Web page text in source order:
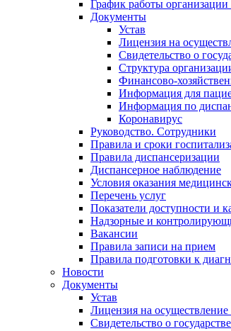
График работы
Документы
Устав
Лицензия на
Свидетельство о
Структура
Финансово-
Информация для
Информация по
Коронавирус
Руководство. Сотрудники
Правила и сроки
Правила диспансеризации
Диспансерное наблюдение
Условия оказания
Перечень услуг
Показатели доступности и
Надзорные и
Вакансии
Правила записи на прием
Правила подготовки к
Новости
Документы
Устав
Лицензия на
Свидетельство о